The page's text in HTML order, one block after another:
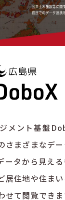
メント基盤
さまざまなデ
ータから見え
居住地や住ま
て閲覧できま